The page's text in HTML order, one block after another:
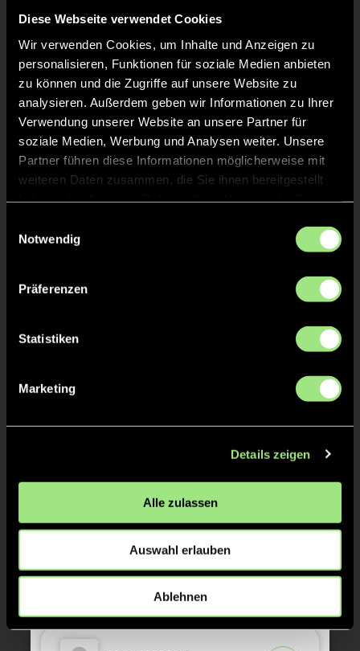
Diese Webseite verwendet Cookies
Wir verwenden Cookies, um Inhalte und Anzeigen zu
personalisieren, Funktionen für soziale Medien anbieten
zu können und die Zugriffe auf unsere Website zu
analysieren. Außerdem geben wir Informationen zu Ihrer
Verwendung unserer Website an unsere Partner für
soziale Medien, Werbung und Analysen weiter. Unsere
Partner führen diese Informationen möglicherweise mit
weiteren Daten zusammen, die Sie ihnen bereitgestellt
Notwendig
Präferenzen
Statistiken
Marketing
Details zeigen
Alle zulassen
Auswahl erlauben
Ablehnen
40' GRÜNE KARTE
JakobS. 8
35'
32'
TimT. 32